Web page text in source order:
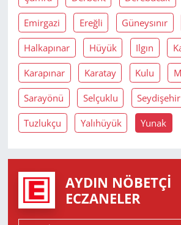
Emirgazi Ereğli Güneysınır
Halkapınar Hüyük Ilgın
Karapınar Karatay Kulu
Sarayönü Selçuklu Seydişehir
Tuzlukçu Yalıhüyük Yunak
AYDIN NÖBETÇI
ECZANELER